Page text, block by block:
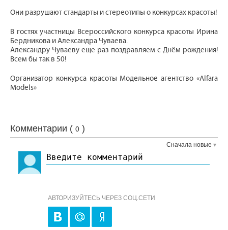
Они разрушают стандарты и стереотипы о конкурсах красоты!
В гостях участницы Всероссийского конкурса красоты Ирина
Бердникова и Александра Чуваева.
Александру Чуваеву еще раз поздравляем с Днём рождения!
Всем бы так в 50!
Организатор конкурса красоты Модельное агентство «Alfara
Models»
Комментарии ( 0 )
Сначала новые
АВТОРИЗУЙТЕСЬ ЧЕРЕЗ СОЦ.СЕТИ